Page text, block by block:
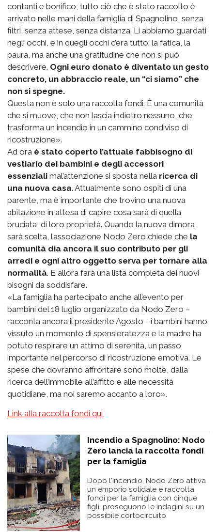
contanti e bonifico, tutto ciò che è stato raccolto è
arrivato nelle mani della famiglia di Spagnolino, senza
filtri, senza attese, senza distanza. Li abbiamo guardati
negli occhi, e in quegli occhi c’era tutto: la fatica, la
paura, ma anche una gratitudine che non si può
descrivere. Ogni euro donato è diventato un gesto
concreto, un abbraccio reale, un “ci siamo” che
non si spegne.
Questa non è solo una raccolta fondi. È una comunità
che si muove, che non lascia indietro nessuno, che
trasforma un incendio in un cammino condiviso di
ricostruzione».
Ad ora è stato coperto l’attuale fabbisogno di
vestiario dei bambini e degli accessori
essenziali mal’attenzione si sposta nella ricerca di
una nuova casa. Attualmente sono ospiti di una
parente, ma è importante che trovino una nuova
abitazione in attesa di capire cosa sarà di quella
bruciata, di loro proprietà. Quando la nuova dimora
sarà scelta, l’associazione Nodo Zero chiede che la
comunità dia ancora il suo contributo per gli
arredi e ogni altro oggetto serva per tornare alla
normalità. E allora farà una lista completa dei nuovi
bisogni da soddisfare.
«La famiglia ha partecipato anche all’evento per
bambini del 18 luglio organizzato da Nodo Zero –
racconta ancora il presidente Agosto - i bambini hanno
vissuto un momento di spensieratezza e la madre ha
potuto respirare un attimo di serenità, un passo
importante nel percorso di ricostruzione emotiva. Le
spese che dovranno affrontare sono molte, dalla
ricerca dell’immobile all’affitto e alle necessità
quotidiane, ma noi saremo accanto a loro».
Link alla raccolta fondi qui
Incendio a Spagnolino: Nodo
Zero lancia la raccolta fondi
per la famiglia
Dopo l'incendio, Nodo Zero attiva
un emporio solidale e raccolta
fondi per la famiglia con cinque
figli, proseguono le indagini su un
possibile cortocircuito